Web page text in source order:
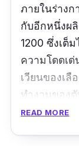
ภายในร่าง
กับอีกหนึ่งผ
1200 ซึ่งเต็
ความโดดเด่
เวียนของเลื
ทำงานของ
ในถุงน้ำดี แ
READ MORE